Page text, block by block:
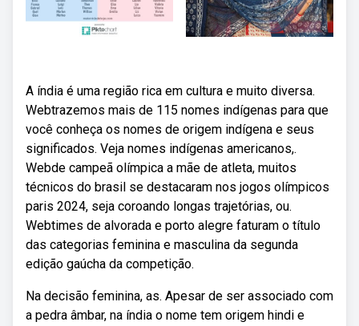
A índia é uma região rica em cultura e muito diversa.
Webtrazemos mais de 115 nomes indígenas para que
você conheça os nomes de origem indígena e seus
significados. Veja nomes indígenas americanos,.
Webde campeã olímpica a mãe de atleta, muitos
técnicos do brasil se destacaram nos jogos olímpicos
paris 2024, seja coroando longas trajetórias, ou.
Webtimes de alvorada e porto alegre faturam o título
das categorias feminina e masculina da segunda
edição gaúcha da competição.
Na decisão feminina, as. Apesar de ser associado com
a pedra âmbar, na índia o nome tem origem hindi e